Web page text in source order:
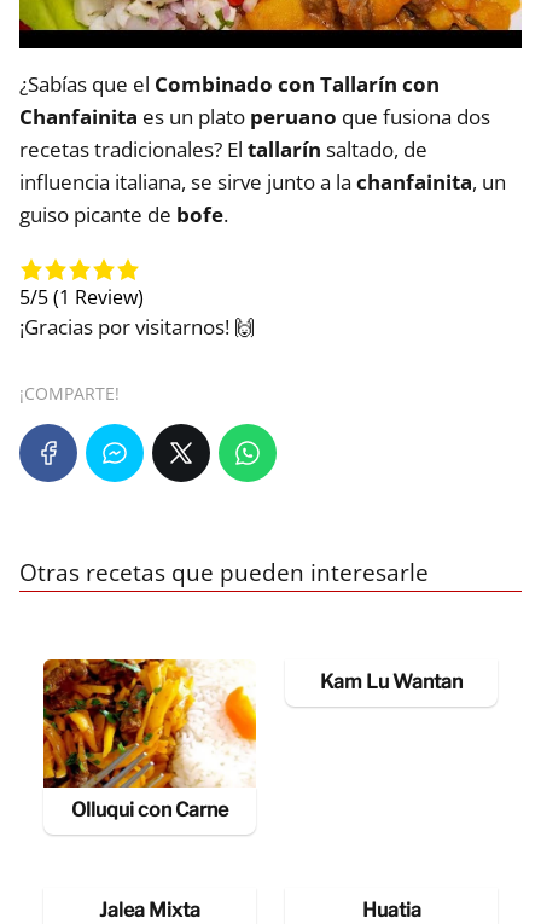
¿Sabías que el Combinado con Tallarín con
Chanfainita es un plato peruano que fusiona dos
recetas tradicionales? El tallarín saltado, de
influencia italiana, se sirve junto a la chanfainita, un
guiso picante de bofe.
5/5(1 Review)
¡Gracias por visitarnos! 🙌
¡COMPARTE!
Otras recetas que pueden interesarle
Olluqui con Carne
Kam Lu Wantan
Jalea Mixta Huatia